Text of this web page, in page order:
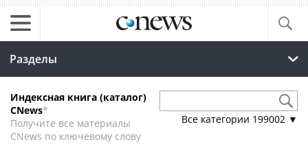
Разделы
Индексная книга (каталог)
CNews*
Получите все материалы
CNews по ключевому слову
Все категории 199002 ▼